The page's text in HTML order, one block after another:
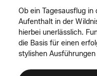
Ob ein Tagesausflug
Aufenthalt in der
hierbei unerlässlich.
die Basis für einen
stylishen Ausführungen